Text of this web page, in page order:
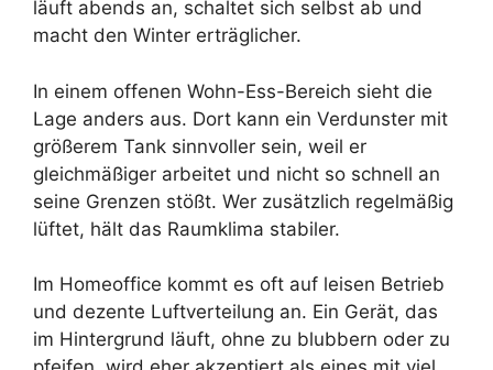
läuft abends an, schaltet sich selbst ab und
macht den Winter erträglicher.
In einem offenen Wohn-Ess-Bereich sieht die
Lage anders aus. Dort kann ein Verdunster mit
größerem Tank sinnvoller sein, weil er
gleichmäßiger arbeitet und nicht so schnell an
seine Grenzen stößt. Wer zusätzlich regelmäßig
lüftet, hält das Raumklima stabiler.
Im Homeoffice kommt es oft auf leisen Betrieb
und dezente Luftverteilung an. Ein Gerät, das
im Hintergrund läuft, ohne zu blubbern oder zu